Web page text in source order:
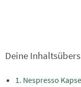
Deine
Nespresso